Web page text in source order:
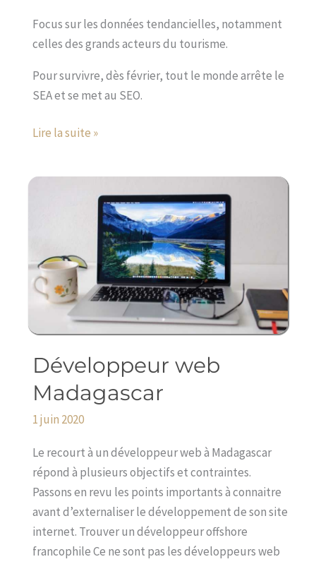
Focus sur les données tendancielles, notamment
celles des grands acteurs du tourisme.
Pour survivre, dès février, tout le monde arrête le
SEA et se met au SEO.
données
SEO
parlent
Lire la suite »
Développeur web
Madagascar
1 juin 2020
Le recourt à un développeur web à Madagascar
répond à plusieurs objectifs et contraintes.
Passons en revu les points importants à connaitre
avant d’externaliser le développement de son site
internet. Trouver un développeur offshore
francophile Ce ne sont pas les développeurs web
Développeur
Madagascar